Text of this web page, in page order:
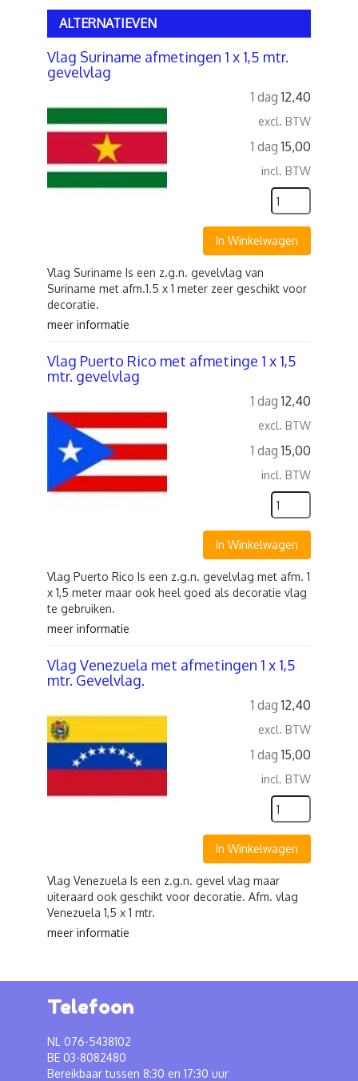
ALTERNATIEVEN
Vlag Suriname afmetingen 1 x 1,5 mtr.
gevelvlag
1 dag 12,40
excl. BTW
1 dag 15,00
incl. BTW
In Winkelwagen
Vlag Suriname Is een z.g.n. gevelvlag van
Suriname met afm.1.5 x 1 meter zeer geschikt voor
decoratie.
meer informatie
Vlag Puerto Rico met afmetinge 1 x 1,5
mtr. gevelvlag
1 dag 12,40
excl. BTW
1 dag 15,00
incl. BTW
In Winkelwagen
Vlag Puerto Rico Is een z.g.n. gevelvlag met afm. 1
x 1,5 meter maar ook heel goed als decoratie vlag
te gebruiken.
meer informatie
Vlag Venezuela met afmetingen 1 x 1,5
mtr. Gevelvlag.
1 dag 12,40
excl. BTW
1 dag 15,00
incl. BTW
In Winkelwagen
Vlag Venezuela Is een z.g.n. gevel vlag maar
uiteraard ook geschikt voor decoratie. Afm. vlag
Venezuela 1,5 x 1 mtr.
meer informatie
Telefoon
NL 076-5438102
BE 03-8082480
Bereikbaar tussen 8:30 en 17:30 uur